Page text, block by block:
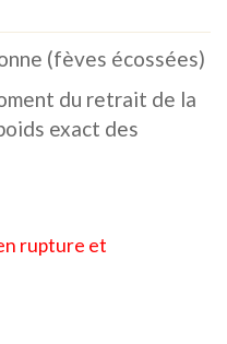
(fèves écossées)
du retrait de la
exact des
rupture et